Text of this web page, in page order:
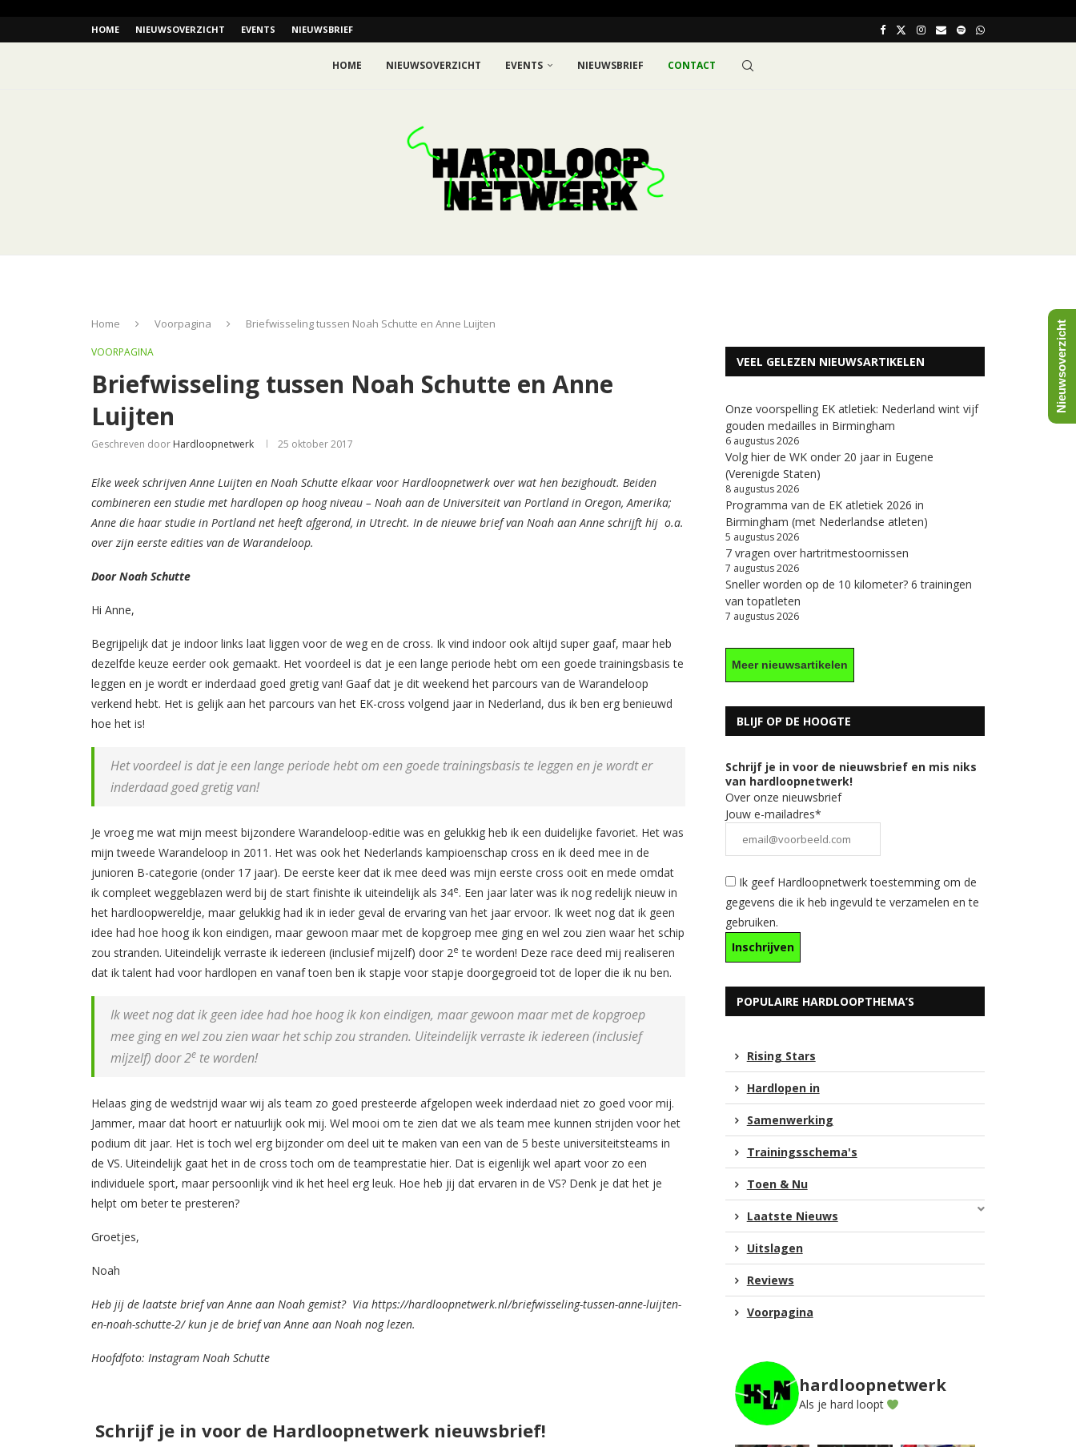
HOME NIEUWSOVERZICHT EVENTS NIEUWSBRIEF
HOME NIEUWSOVERZICHT EVENTS NIEUWSBRIEF CONTACT
Home Voorpagina Briefwisseling tussen Noah Schutte en Anne Luijten
VOORPAGINA
Briefwisseling tussen Noah Schutte en Anne
Luijten
Geschreven door Hardloopnetwerk 25 oktober 2017
Elke week schrijven Anne Luijten en Noah Schutte elkaar voor Hardloopnetwerk over wat hen bezighoudt. Beiden
combineren een studie met hardlopen op hoog niveau – Noah aan de Universiteit van Portland in Oregon, Amerika;
Anne die haar studie in Portland net heeft afgerond, in Utrecht. In de nieuwe brief van Noah aan Anne schrijft hij o.a.
over zijn eerste edities van de Warandeloop.
Door Noah Schutte
Hi Anne,
Begrijpelijk dat je indoor links laat liggen voor de weg en de cross. Ik vind indoor ook altijd super gaaf, maar heb
dezelfde keuze eerder ook gemaakt. Het voordeel is dat je een lange periode hebt om een goede trainingsbasis te
leggen en je wordt er inderdaad goed gretig van! Gaaf dat je dit weekend het parcours van de Warandeloop
verkend hebt. Het is gelijk aan het parcours van het EK-cross volgend jaar in Nederland, dus ik ben erg benieuwd
hoe het is!
Het voordeel is dat je een lange periode hebt om een goede trainingsbasis te leggen en je wordt er
inderdaad goed gretig van!
Je vroeg me wat mijn meest bijzondere Warandeloop-editie was en gelukkig heb ik een duidelijke favoriet. Het was
mijn tweede Warandeloop in 2011. Het was ook het Nederlands kampioenschap cross en ik deed mee in de
junioren B-categorie (onder 17 jaar). De eerste keer dat ik mee deed was mijn eerste cross ooit en mede omdat
ik compleet weggeblazen werd bij de start finishte ik uiteindelijk als 34e. Een jaar later was ik nog redelijk nieuw in
het hardloopwereldje, maar gelukkig had ik in ieder geval de ervaring van het jaar ervoor. Ik weet nog dat ik geen
idee had hoe hoog ik kon eindigen, maar gewoon maar met de kopgroep mee ging en wel zou zien waar het schip
zou stranden. Uiteindelijk verraste ik iedereen (inclusief mijzelf) door 2e te worden! Deze race deed mij realiseren
dat ik talent had voor hardlopen en vanaf toen ben ik stapje voor stapje doorgegroeid tot de loper die ik nu ben.
Ik weet nog dat ik geen idee had hoe hoog ik kon eindigen, maar gewoon maar met de kopgroep
mee ging en wel zou zien waar het schip zou stranden. Uiteindelijk verraste ik iedereen (inclusief
mijzelf) door 2e te worden!
Helaas ging de wedstrijd waar wij als team zo goed presteerde afgelopen week inderdaad niet zo goed voor mij.
Jammer, maar dat hoort er natuurlijk ook mij. Wel mooi om te zien dat we als team mee kunnen strijden voor het
podium dit jaar. Het is toch wel erg bijzonder om deel uit te maken van een van de 5 beste universiteitsteams in
de VS. Uiteindelijk gaat het in de cross toch om de teamprestatie hier. Dat is eigenlijk wel apart voor zo een
individuele sport, maar persoonlijk vind ik het heel erg leuk. Hoe heb jij dat ervaren in de VS? Denk je dat het je
helpt om beter te presteren?
Groetjes,
Noah
Heb jij de laatste brief van Anne aan Noah gemist? Via https://hardloopnetwerk.nl/briefwisseling-tussen-anne-luijten-
en-noah-schutte-2/ kun je de brief van Anne aan Noah nog lezen.
Hoofdfoto: Instagram Noah Schutte
Schrijf je in voor de Hardloopnetwerk nieuwsbrief!
VEEL GELEZEN NIEUWSARTIKELEN
Onze voorspelling EK atletiek: Nederland wint vijf
gouden medailles in Birmingham
6 augustus 2026
Volg hier de WK onder 20 jaar in Eugene
(Verenigde Staten)
8 augustus 2026
Programma van de EK atletiek 2026 in
Birmingham (met Nederlandse atleten)
5 augustus 2026
7 vragen over hartritmestoornissen
7 augustus 2026
Sneller worden op de 10 kilometer? 6 trainingen
van topatleten
7 augustus 2026
Meer nieuwsartikelen
BLIJF OP DE HOOGTE
Schrijf je in voor de nieuwsbrief en mis niks
van hardloopnetwerk!
Over onze nieuwsbrief
Jouw e-mailadres*
Ik geef Hardloopnetwerk toestemming om de
gegevens die ik heb ingevuld te verzamelen en te
gebruiken.
POPULAIRE HARDLOOPTHEMA’S
Rising Stars
Hardlopen in
Samenwerking
Trainingsschema's
Toen & Nu
Laatste Nieuws
Uitslagen
Reviews
Voorpagina
hardloopnetwerk
Als je hard loopt
Nieuwsoverzicht